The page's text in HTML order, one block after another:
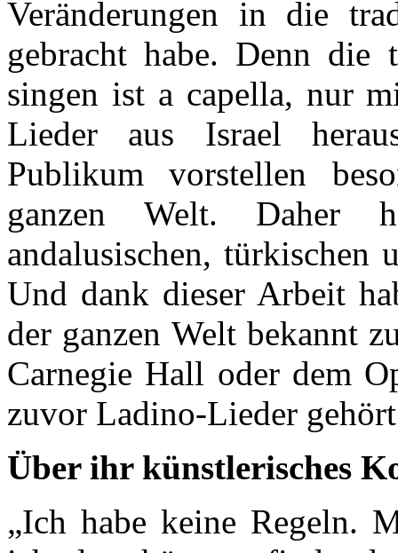
Veränderungen in die
gebracht habe. Denn
singen ist a capella, nur
Lieder aus Israel
Publikum vorstellen
ganzen Welt. Daher
andalusischen, türkischen
Und dank dieser Arbeit
der ganzen Welt bekannt
Carnegie Hall oder dem
zuvor Ladino-Lieder
Über ihr künstlerisches
„Ich habe keine Regeln.